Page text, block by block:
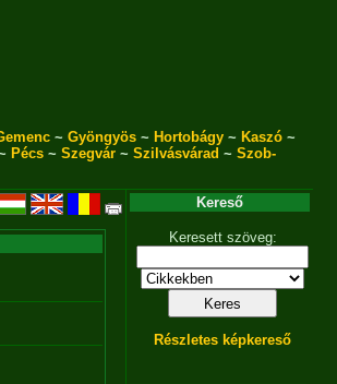
~ Gyöngyös ~ Hortobágy ~ Kaszó ~
Pécs~ Szegvár~ Szilvásvárad ~ Szob-
Kereső
Keresett szöveg:
Részletes képkereső